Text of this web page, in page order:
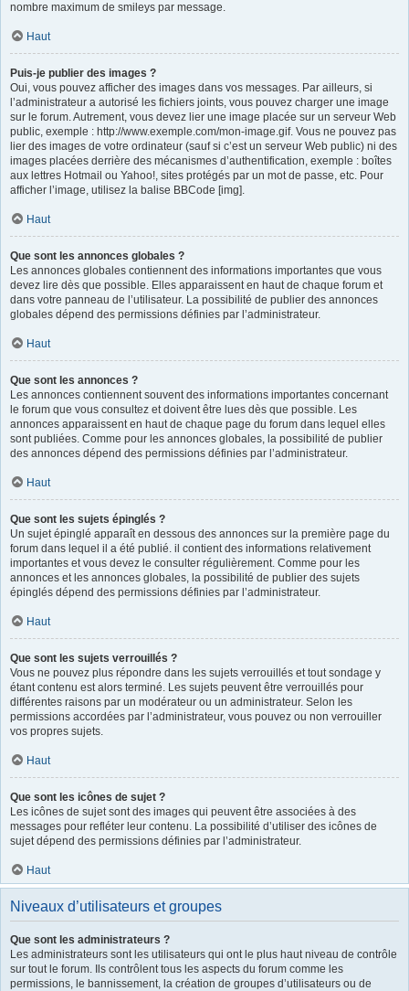
nombre maximum de smileys par message.
Haut
Puis-je publier des images ?
Oui, vous pouvez afficher des images dans vos messages. Par ailleurs, si
l’administrateur a autorisé les fichiers joints, vous pouvez charger une image
sur le forum. Autrement, vous devez lier une image placée sur un serveur Web
public, exemple : http://www.exemple.com/mon-image.gif. Vous ne pouvez pas
lier des images de votre ordinateur (sauf si c’est un serveur Web public) ni des
images placées derrière des mécanismes d’authentification, exemple : boîtes
aux lettres Hotmail ou Yahoo!, sites protégés par un mot de passe, etc. Pour
afficher l’image, utilisez la balise BBCode [img].
Haut
Que sont les annonces globales ?
Les annonces globales contiennent des informations importantes que vous
devez lire dès que possible. Elles apparaissent en haut de chaque forum et
dans votre panneau de l’utilisateur. La possibilité de publier des annonces
globales dépend des permissions définies par l’administrateur.
Haut
Que sont les annonces ?
Les annonces contiennent souvent des informations importantes concernant
le forum que vous consultez et doivent être lues dès que possible. Les
annonces apparaissent en haut de chaque page du forum dans lequel elles
sont publiées. Comme pour les annonces globales, la possibilité de publier
des annonces dépend des permissions définies par l’administrateur.
Haut
Que sont les sujets épinglés ?
Un sujet épinglé apparaît en dessous des annonces sur la première page du
forum dans lequel il a été publié. il contient des informations relativement
importantes et vous devez le consulter régulièrement. Comme pour les
annonces et les annonces globales, la possibilité de publier des sujets
épinglés dépend des permissions définies par l’administrateur.
Haut
Que sont les sujets verrouillés ?
Vous ne pouvez plus répondre dans les sujets verrouillés et tout sondage y
étant contenu est alors terminé. Les sujets peuvent être verrouillés pour
différentes raisons par un modérateur ou un administrateur. Selon les
permissions accordées par l’administrateur, vous pouvez ou non verrouiller
vos propres sujets.
Haut
Que sont les icônes de sujet ?
Les icônes de sujet sont des images qui peuvent être associées à des
messages pour refléter leur contenu. La possibilité d’utiliser des icônes de
sujet dépend des permissions définies par l’administrateur.
Haut
Niveaux d’utilisateurs et groupes
Que sont les administrateurs ?
Les administrateurs sont les utilisateurs qui ont le plus haut niveau de contrôle
sur tout le forum. Ils contrôlent tous les aspects du forum comme les
permissions, le bannissement, la création de groupes d’utilisateurs ou de